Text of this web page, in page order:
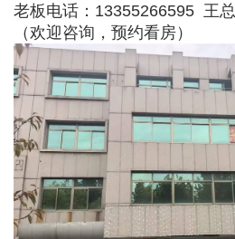
老板电话：13355266595 王总
（欢迎咨询，预约看房）